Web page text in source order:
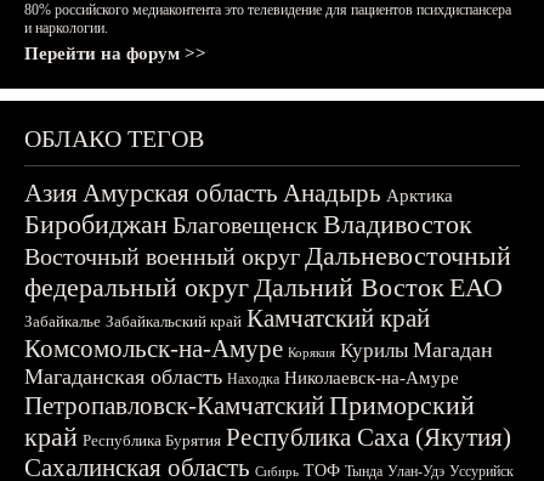
80% российского медиаконтента это телевидение для пациентов психдиспансера
и наркологии.
Перейти на форум >>
ОБЛАКО ТЕГОВ
АзияАмурская область Анадырь Арктика
БиробиджанБлаговещенскВладивосток
Восточный военный округДальневосточный
федеральный округДальний ВостокЕАО
Забайкалье Забайкальский край Камчатский край
Комсомольск-на-Амуре Корякия Курилы Магадан
Магаданская область Находка Николаевск-на-Амуре
Петропавловск-КамчатскийПриморский
край Республика Бурятия Республика Саха (Якутия)
Сахалинская область Сибирь ТОФ Тында Улан-Удэ Уссурийск